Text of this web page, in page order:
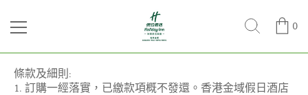
0
條款及細則 :
1. 訂購一經落實，已繳款項概不發還。香港金域假日酒店